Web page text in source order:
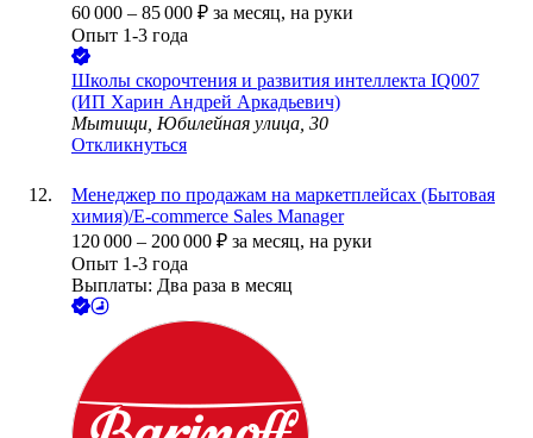
60 000 – 85 000 ₽ за месяц, на руки
Опыт 1-3 года
Школы скорочтения и развития интеллекта IQ007
(ИП Харин Андрей Аркадьевич)
Мытищи, Юбилейная улица, 30
Откликнуться
Менеджер по продажам на маркетплейсах (Бытовая
химия)/E-commerce Sales Manager
120 000 – 200 000 ₽ за месяц, на руки
Опыт 1-3 года
Выплаты: Два раза в месяц